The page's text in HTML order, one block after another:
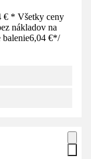
* Všetky ceny
nákladov na
balenie6,04 €*/